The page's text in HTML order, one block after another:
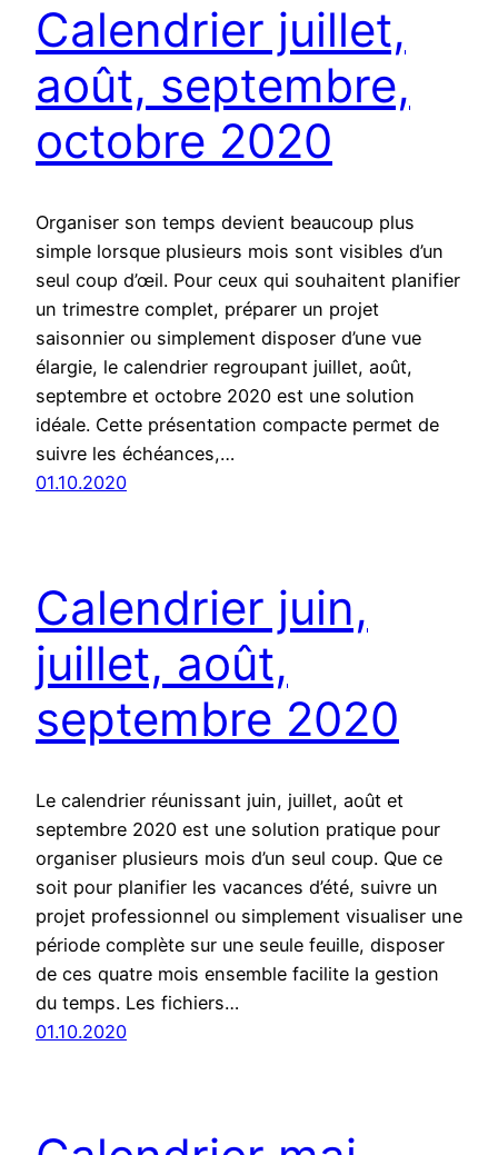
Calendrier juillet,
août, septembre,
octobre 2020
Organiser son temps devient beaucoup plus
simple lorsque plusieurs mois sont visibles d’un
seul coup d’œil. Pour ceux qui souhaitent planifier
un trimestre complet, préparer un projet
saisonnier ou simplement disposer d’une vue
élargie, le calendrier regroupant juillet, août,
septembre et octobre 2020 est une solution
idéale. Cette présentation compacte permet de
suivre les échéances,…
01.10.2020
Calendrier juin,
juillet, août,
septembre 2020
Le calendrier réunissant juin, juillet, août et
septembre 2020 est une solution pratique pour
organiser plusieurs mois d’un seul coup. Que ce
soit pour planifier les vacances d’été, suivre un
projet professionnel ou simplement visualiser une
période complète sur une seule feuille, disposer
de ces quatre mois ensemble facilite la gestion
du temps. Les fichiers…
01.10.2020